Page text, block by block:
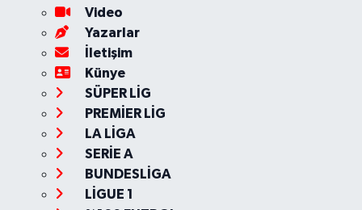
Video
Yazarlar
İletişim
Künye
SÜPER LİG
PREMİER LİG
LA LİGA
SERİE A
BUNDESLİGA
LİGUE 1